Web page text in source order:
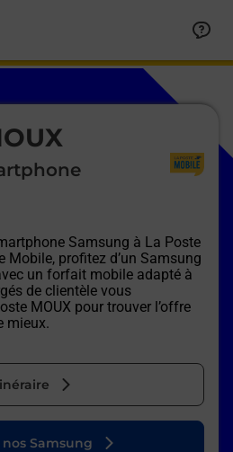
Samsung à La Poste
Mobile, profitez d’un Samsung
un forfait mobile adapté à
de clientèle vous
MOUX pour trouver l’offre
mieux.
onglet
Samsung